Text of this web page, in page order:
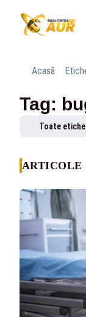
Acasă
Tag:
Toate
ARTICOLE